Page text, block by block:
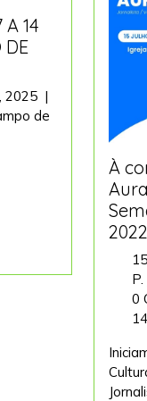
A 14
DE
2025 6
de
|
de
À
2022
0